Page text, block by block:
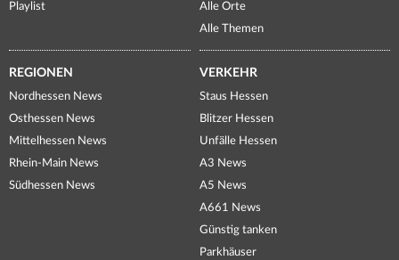
Playlist
Alle Orte
Alle Themen
REGIONEN
Nordhessen News
Osthessen News
Mittelhessen News
Rhein-Main News
Südhessen News
VERKEHR
Staus Hessen
Blitzer Hessen
Unfälle Hessen
A3 News
A5 News
A661 News
Günstig tanken
Parkhäuser